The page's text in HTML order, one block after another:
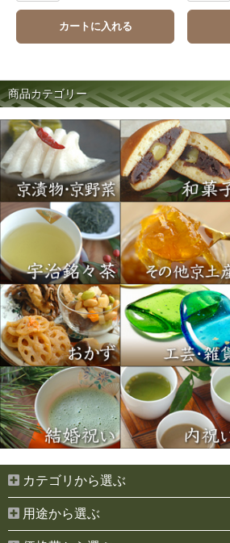
カートに入れる
商品カテゴリー
カテゴリから選ぶ
用途から選ぶ